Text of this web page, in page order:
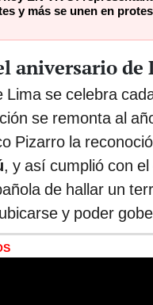
y más se unen en
aniversario de
Lima se celebra
se remonta al
Pizarro la
, y así cumplió con
de hallar un
y poder